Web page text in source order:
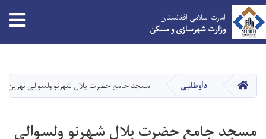
main
content
امارت اسلامی افغانستان
وزارت شهرسازی و مسکن
HOME داوطلبی مسجد جامع حضرت بلال شهرنو ولسوالی نهرین
مسجد جامع حضرت بلال شهرنو ولسوالی